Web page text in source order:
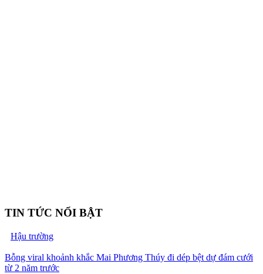
TIN TỨC NỔI BẬT
Hậu trường
Bỗng viral khoảnh khắc Mai Phương Thúy đi dép bệt dự đám cưới
từ 2 năm trước